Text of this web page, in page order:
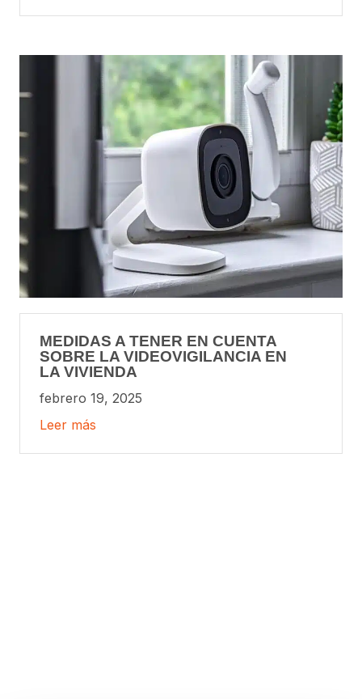
MEDIDAS A TENER EN CUENTA
SOBRE LA VIDEOVIGILANCIA EN
LA VIVIENDA
febrero 19, 2025
Leer más